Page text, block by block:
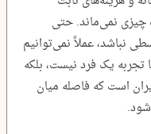
چیزی نمی‌ماند. حتی
نباشد، عملاً نمی‌توانیم
تجربه یک فرد نیست، بلکه
است که فاصله میان